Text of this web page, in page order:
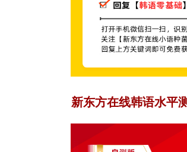
新东方在线韩语水平